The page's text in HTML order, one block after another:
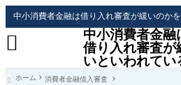
中小消費者金融は借り入れ審査が緩いのか
中小消費者金融
借り入れ審査が
いといわれてい

 ホーム 消費者金融借入審査